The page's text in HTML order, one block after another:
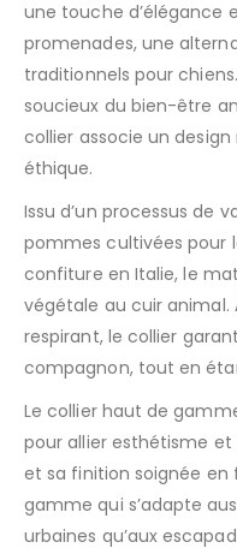
une touche d’élégance
promenades, une
traditionnels pour
soucieux du bien-être
collier associe un
éthique.
Issu d’un processus de
pommes cultivées pour
confiture en Italie, le
végétale au cuir animal.
respirant, le collier
compagnon, tout en
Le collier haut de
pour allier esthétisme
et sa finition soignée
gamme qui s’adapte
urbaines qu’aux